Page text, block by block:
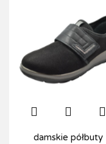
damskie półbuty